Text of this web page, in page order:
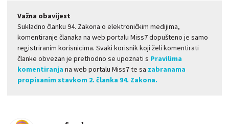
Važna obavijest
Sukladno članku 94. Zakona o elektroničkim medijima,
komentiranje članaka na web portalu Miss7 dopušteno je samo
registriranim korisnicima. Svaki korisnik koji želi komentirati
članke obvezan je prethodno se upoznati s Pravilima
komentiranja na web portalu Miss7 te sa zabranama
propisanim stavkom 2. članka 94. Zakona.